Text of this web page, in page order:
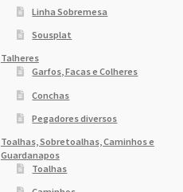
Linha Sobremesa
Sousplat
Talheres
Garfos, Facas e Colheres
Conchas
Pegadores diversos
Toalhas, Sobretoalhas, Caminhos e
Guardanapos
Toalhas